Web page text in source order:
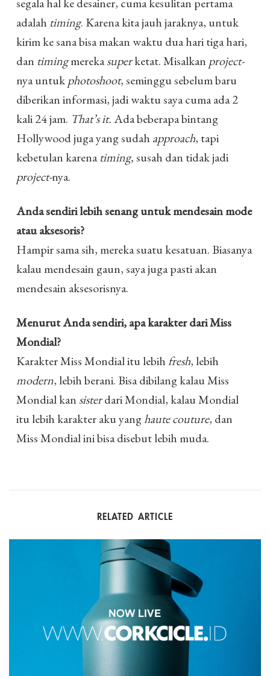
adalah timing. Karena kita jauh jaraknya, untuk
kirim ke sana bisa makan waktu dua hari tiga hari,
dan timingmerekasuperketat. Misalkan project-
nya untukphotoshoot, seminggu sebelum baru
diberikan informasi, jadi waktu saya cuma ada 2
kali 24 jam. That’s it.Ada beberapa bintang
Hollywood juga yang sudah approach, tapi
kebetulan karenatiming,susah dan tidak jadi
project-nya.
Anda sendiri lebih senang untuk mendesain mode
atau aksesoris?
Hampir sama sih, mereka suatu kesatuan. Biasanya
kalau mendesain gaun, saya juga pasti akan
mendesain aksesorisnya.
Menurut Anda sendiri, apa karakter dari Miss
Mondial?
Karakter Miss Mondial itu lebihfresh, lebih
modern, lebih berani. Bisa dibilang kalau Miss
Mondial kan sisterdari Mondial, kalau Mondial
itu lebih karakter aku yanghaute couture, dan
Miss Mondial ini bisa disebut lebih muda.
RELATED ARTICLE